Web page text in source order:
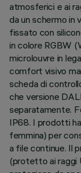
atmosferici e ai
da un schermo in
fissato con
in colore RGBW
microlouvre in
comfort visivo
scheda di
che versione
separatamente.
IP68. I prodotti
femmina) per
a file continue. Il
(protetto ai raggi